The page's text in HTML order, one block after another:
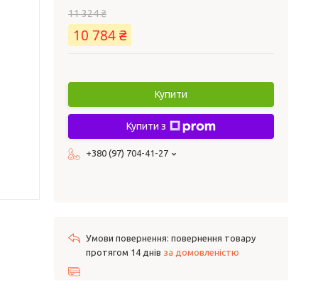
11 324 ₴
10 784 ₴
Купити
Купити з
+380 (97) 704-41-27
повернення товару
протягом 14 днів за домовленістю